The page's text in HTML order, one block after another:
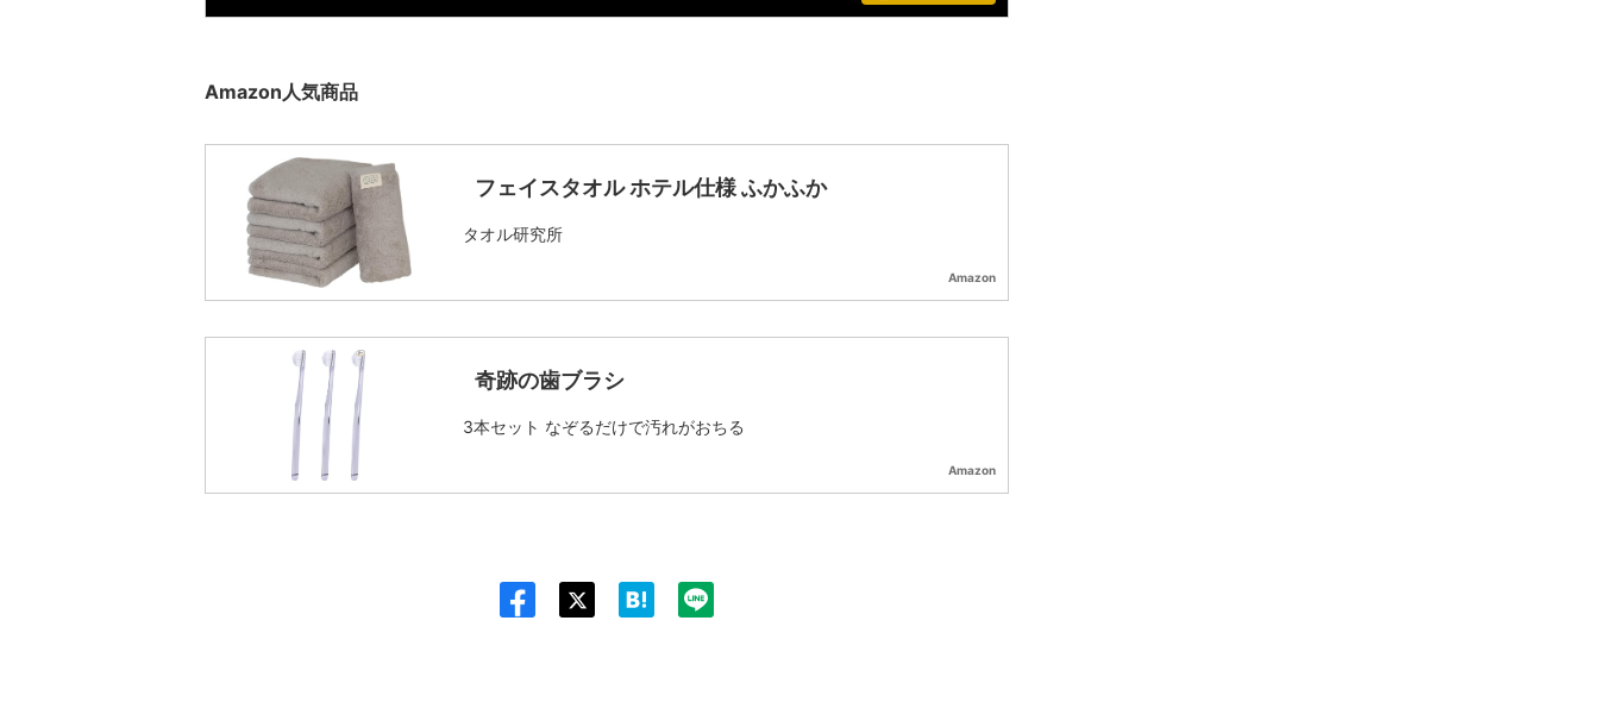
Amazon人気商品
フェイスタオル ホテル仕様 ふかふか
タオル研究所
Amazon
奇跡の歯ブラシ
3本セット なぞるだけで汚れがおちる
Amazon